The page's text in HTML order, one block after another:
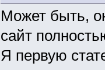
Может быть,
сайт
Я первую